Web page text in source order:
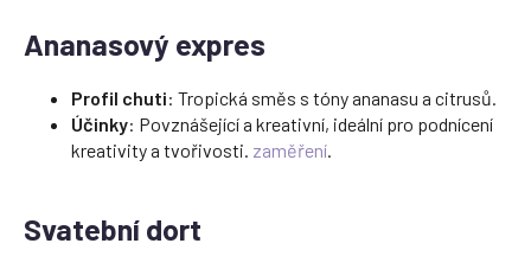
Ananasový expres
Profil chuti: Tropická směs s tóny ananasu a citrusů.
Účinky: Povznášející a kreativní, ideální pro podnícení
kreativity a tvořivosti. zaměření.
Svatební dort